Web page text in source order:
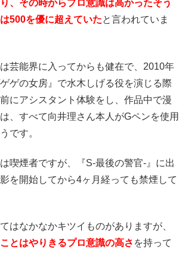
、その時からプロ意識は高かったそう
500を優に超えていたと言われていま
芸能界に入ってからも健在で、2010年
ゲの女房』で水木しげる役を演じる際
にアシスタント体験をし、作品中で漫
、すべて向井理さん本人がGペンを使用
です。
喫煙者ですが、『S-最後の警官-』に出
を開始してから4ヶ月経っても禁煙して
はなかなかキツイものがありますが、
とはやりきるプロ意識の高さ を持って